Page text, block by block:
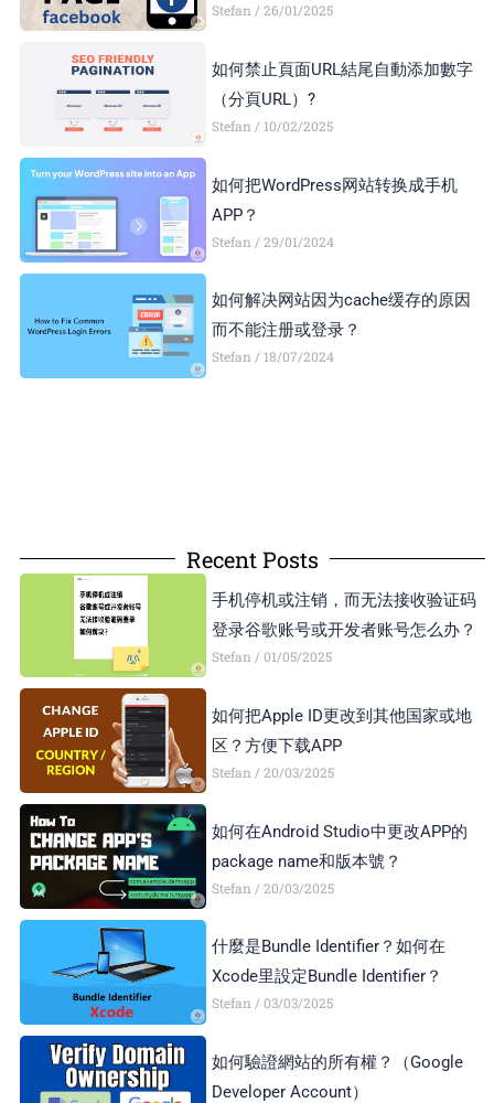
Stefan 26/01/2025
如何禁止頁面URL結尾自動添加數字
（分頁URL）?
Stefan 10/02/2025
如何把WordPress网站转换成手机
APP？
Stefan 29/01/2024
如何解决网站因为cache缓存的原因
而不能注册或登录？
Stefan 18/07/2024
Recent Posts
手机停机或注销，而无法接收验证码
登录谷歌账号或开发者账号怎么办？
Stefan 01/05/2025
如何把Apple ID更改到其他国家或地
区？方便下载APP
Stefan 20/03/2025
如何在Android Studio中更改APP的
package name和版本號？
Stefan 20/03/2025
什麼是Bundle Identifier？如何在
Xcode里設定Bundle Identifier？
Stefan 03/03/2025
如何驗證網站的所有權？（Google
Developer Account）